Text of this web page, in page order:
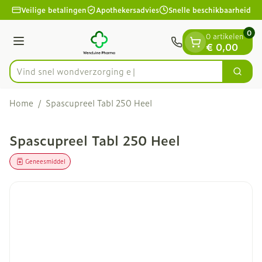
Ga naar de inhoud
1 van 1
Veilige betalingen Apothekersadvies Snelle beschikbaarheid
Menu
Product, merk, categorie...
Vind snel wondve Zoek
0 artikelen
€ 0,00
0
Home / Spascupreel Tabl 250 Heel
Spascupreel Tabl 250 Heel
Geneesmiddel